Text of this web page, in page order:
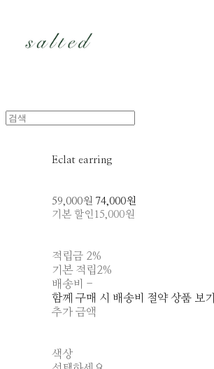
Eclat earring
59,000원 74,000원
기본 할인 15,000원
적립금 2%
기본 적립2%
배송비 -
함께 구매 시 배송비 절약 상품 보기
추가 금액
색상